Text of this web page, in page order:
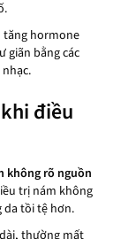
tăng hormone
giãn bằng các
điều
không rõ nguồn
trị nám không
da tồi tệ hơn.